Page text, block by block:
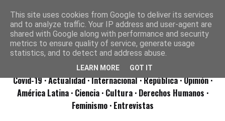
Covid-19· Actualidad· Internacional· República· Opinión·
América Latina · Ciencia · Cultura · Derechos Humanos ·
Feminismo · Entrevistas
This site uses cookies from Google to deliver its services
and to analyze traffic. Your IP address and user-agent are
shared with Google along with performance and security
metrics to ensure quality of service, generate usage
statistics, and to detect and address abuse.
LEARN MORE GOT IT